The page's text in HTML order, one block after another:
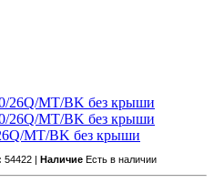
MT/BK без крыши
54422 | Наличие Есть в наличии